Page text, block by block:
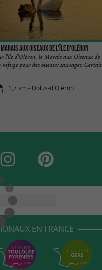
Marais aux Oiseaux de l'Île d'Oléron
l’île d’Oléron, le Marais aux Oiseaux
refuge pour des oiseaux sauvages.
1,7 km - Dolus-d'Oléron
EN FRANCE